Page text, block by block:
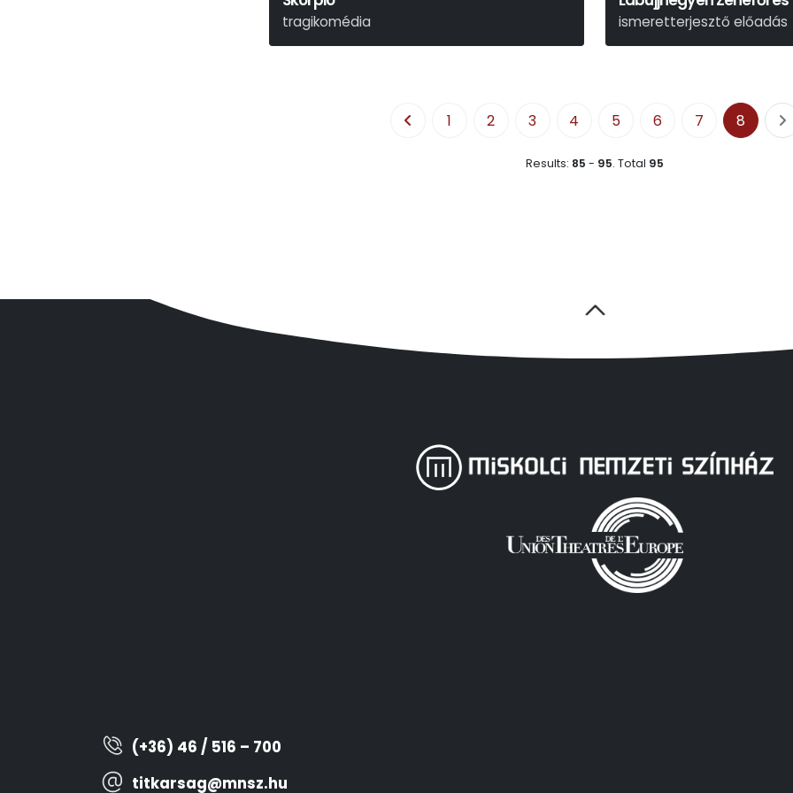
tragikomédia
Kerékgyártó István
ismeretterjesztő előadás
1 2 3 4 5 6 7 8
Results: 85 - 95. Total 95
(+36) 46 / 516 – 700
titkarsag@mnsz.hu